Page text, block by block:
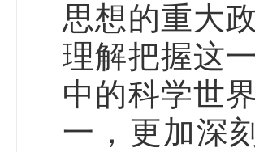
思想的重大
理解把握这
中的科学世
一，更加深